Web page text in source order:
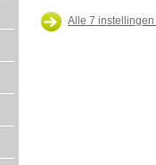
Alle 7